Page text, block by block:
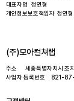
대표자명 정연형​
개인정보보호책임자 정연형
​(주)모아컬쳐랩
주소 세종특별자치시 조
사업자 등록번호 821-